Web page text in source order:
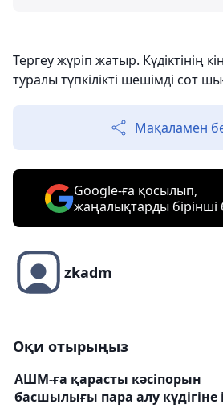
Тергеу жүріп жатыр. Күдіктінің
туралы түпкілікті шешімді сот
Мақаламен
Google-ға қосылып,
жаңалықтарды
zkadm
Оқи отырыңыз
АШМ-ға қарасты кәсіпорын
басшылығы пара алу күдігіне